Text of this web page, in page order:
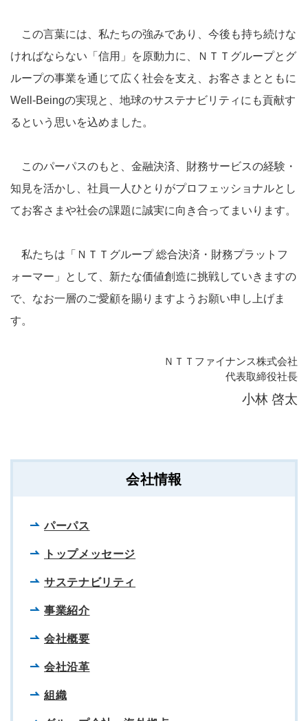
この言葉には、私たちの強みであり、今後も持ち続けな
ければならない「信用」を原動力に、ＮＴＴグループとグ
ループの事業を通じて広く社会を支え、お客さまとともに
Well-Beingの実現と、地球のサステナビリティにも貢献す
るという思いを込めました。
このパーパスのもと、金融決済、財務サービスの経験・
知見を活かし、社員一人ひとりがプロフェッショナルとし
てお客さまや社会の課題に誠実に向き合ってまいります。
私たちは「ＮＴＴグループ 総合決済・財務プラットフ
ォーマー」として、新たな価値創造に挑戦していきますの
で、なお一層のご愛顧を賜りますようお願い申し上げま
す。
ＮＴＴファイナンス株式会社
代表取締役社長
小林 啓太
会社情報
パーパス
トップメッセージ
サステナビリティ
事業紹介
会社概要
会社沿革
組織